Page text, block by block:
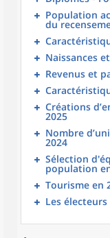
Population
du
Naissances
Revenus et
Créations
2025
Nombre
2024
Sélection
population
Tourisme en
Les électeurs